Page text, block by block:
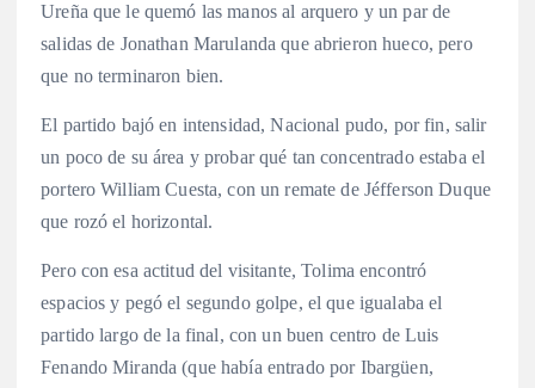
Ureña que le quemó las manos al arquero y un par de
salidas de Jonathan Marulanda que abrieron hueco, pero
que no terminaron bien.
El partido bajó en intensidad, Nacional pudo, por fin, salir
un poco de su área y probar qué tan concentrado estaba el
portero William Cuesta, con un remate de Jéfferson Duque
que rozó el horizontal.
Pero con esa actitud del visitante, Tolima encontró
espacios y pegó el segundo golpe, el que igualaba el
partido largo de la final, con un buen centro de Luis
Fenando Miranda (que había entrado por Ibargüen,